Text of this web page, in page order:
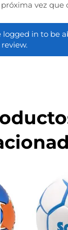
vez que
logged in to be